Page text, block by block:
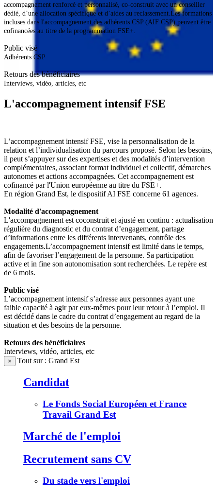
accompagnement renforcé et personnalisé, co-construit avec un conseiller
dédié, d’une allocation spécifique et d’aides au reclassement.Les formations
incluses dans l'accompagnement des adhérents CSP (AIF CSP) peuvent être
cofinancées au titre de la programmation FSE+.
Public visé
Adhérents CSP
Retours des bénéficiaires
Interviews, vidéo, articles, etc
L'accompagnement intensif FSE
L’accompagnement intensif FSE, vise la personnalisation de la
relation et l’individualisation du parcours proposé. Selon les besoins,
il peut s’appuyer sur des expertises et des modalités d’intervention
complémentaires, associant format individuel et collectif, démarches
autonomes et actions accompagnées. Cet accompagnement est
cofinancé par l'Union européenne au titre du FSE+.
En région Grand Est, le dispositif AI FSE concerne 61 agences.
Modalité d'accompagnement
L'accompagnement est coconstruit et ajusté en continu : actualisation
régulière du diagnostic et du contrat d’engagement, partage
d’informations entre les différents intervenants, contrôle des
engagements.L’accompagnement intensif est limité dans le temps,
afin de favoriser l’engagement de la personne. Sa participation
active et in fine son autonomisation sont recherchées. Le repère est
de 6 mois.
Public visé
L’accompagnement intensif s’adresse aux personnes ayant une
faible capacité à agir par eux-mêmes pour leur retour à l’emploi. Il
est décidé dans le cadre du contrat d’engagement au regard de la
situation et des besoins de la personne.
Retours des bénéficiaires
Interviews, vidéo, articles, etc
× Tout sur : Grand Est
Candidat
Le Fonds Social Européen et France
Travail Grand Est
Marché de l'emploi
Recrutement sans CV
Du stade vers l'emploi